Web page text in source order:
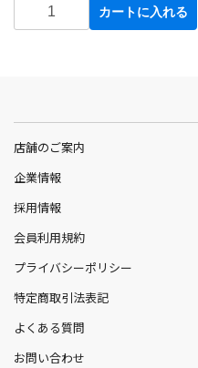
カートに入れる
店舗のご案内
企業情報
採用情報
会員利用規約
プライバシーポリシー
特定商取引法表記
よくある質問
お問い合わせ